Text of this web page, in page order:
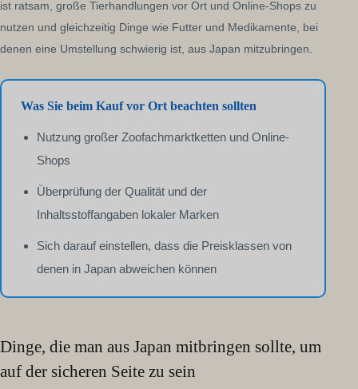
ist ratsam, große Tierhandlungen vor Ort und Online-Shops zu
nutzen und gleichzeitig Dinge wie Futter und Medikamente, bei
denen eine Umstellung schwierig ist, aus Japan mitzubringen.
Was Sie beim Kauf vor Ort beachten sollten
Nutzung großer Zoofachmarktketten und Online-
Shops
Überprüfung der Qualität und der
Inhaltsstoffangaben lokaler Marken
Sich darauf einstellen, dass die Preisklassen von
denen in Japan abweichen können
Dinge, die man aus Japan mitbringen sollte, um
auf der sicheren Seite zu sein